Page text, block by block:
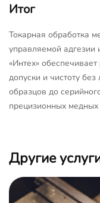
Итог
Токарная обработка
управляемой адгезии
«Интех»
допуски и чистоту
образцов до
прецизионных медных
Другие